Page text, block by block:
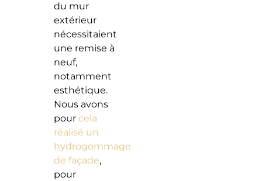
du mur
extérieur
nécessitaient
une remise à
neuf,
notamment
esthétique.
Nous avons
pour cela
réalisé un
hydrogommage
de façade,
pour